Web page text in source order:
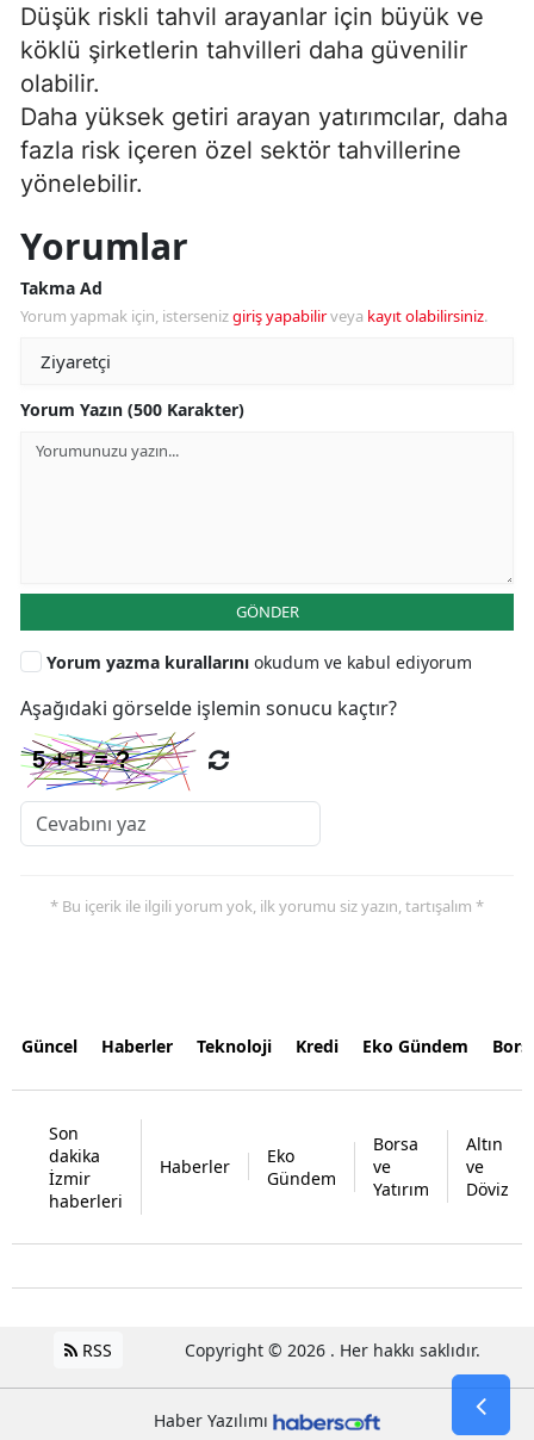
Düşük riskli tahvil arayanlar için büyük ve
köklü şirketlerin tahvilleri daha güvenilir
olabilir.
Daha yüksek getiri arayan yatırımcılar, daha
fazla risk içeren özel sektör tahvillerine
yönelebilir.
Yorumlar
Takma Ad
Yorum yapmak için, istersenizgiriş yapabilirveya kayıt olabilirsiniz.
Yorum Yazın (500 Karakter)
GÖNDER
Yorum yazma kurallarını okudum ve kabul ediyorum
Aşağıdaki görselde işlemin sonucu kaçtır?
* Bu içerik ile ilgili yorum yok, ilk yorumu siz yazın, tartışalım *
Güncel Haberler Teknoloji Kredi Eko Gündem
Son
dakika
İzmir
haberleri
Haberler
Eko
Gündem
Borsa
ve
Yatırım
Altın
ve
Döviz
RSS Copyright © 2026 . Her hakkı saklıdır.
Haber Yazılımı